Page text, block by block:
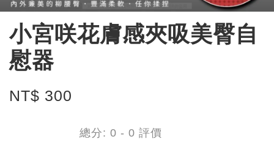
小宮咲花膚感夾吸美臀自
慰器
NT$ 300
總分: 0 - 0 評價